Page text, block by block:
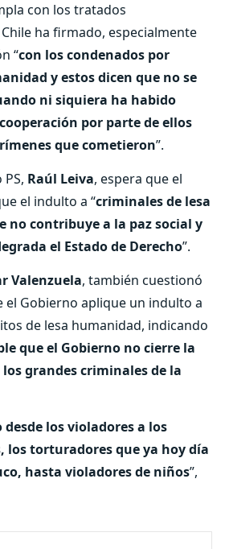
con los tratados
ha firmado, especialmente
“con los condenados por
y estos dicen que no se
ni siquiera ha habido
por parte de ellos
que cometieron”.
Raúl Leiva, espera que el
el indulto a “criminales de lesa
no contribuye a la paz social y
el Estado de Derecho”.
Valenzuela, también cuestionó
el Gobierno aplique un indulto a
de lesa humanidad, indicando
que el Gobierno no cierre la
grandes criminales de la
los violadores a los
los torturadores que ya hoy día
hasta violadores de niños”,